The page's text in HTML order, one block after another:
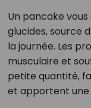
Un pancake
glucides, source
la journée. Les
musculaire et
petite quantité,
et apportent une